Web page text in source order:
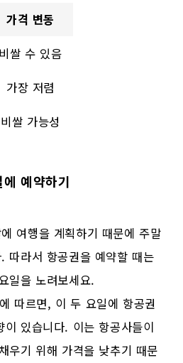
가격 변동
비쌀 수 있음
가장 저렴
비쌀 가능성
예약하기
여행을 계획하기 때문에 주말
따라서 항공권을 예약할 때는
일을 노려보세요.
따르면, 이 두 요일에 항공권
있습니다. 이는 항공사들이
우기 위해 가격을 낮추기 때문